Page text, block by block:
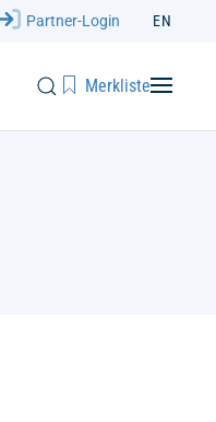
Partner-Login EN
Merkliste